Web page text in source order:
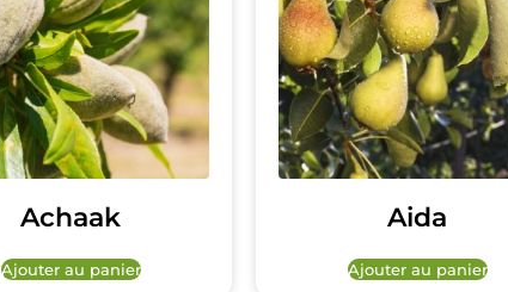
Achaak
Ajouter au panier
Aida
Ajouter au panier